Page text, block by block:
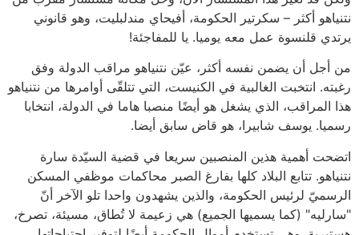
نتنياهو أكثر – سكرتير الحكومة، أفيحاي مندلبليت، وهو قانوني
يرتدي قلنسوة عمل معه يوميا. يا للمفاجئة!
من أجل أن يضمن نفسه أكثر، عيّن نتنياهو مراقب الدولة وفق
رغبته. انتخبت الغالبية في الكنيست، التي تتلقّى أوامرها من نتنياهو
هذا المراقب، الذي يشغل هو أيضًا منصبا هاما في الدولة، انتخابا
رسميا. يوسف شابيرا، هو قاض سابق أيضا.
اتضحت أهمية هذين المنصبين سريعا في قضية السيّدة سارة
نتنياهو. تتابع البلاد كلها بفارغ الصبر محاكمات موظفي المسكن
الرسميّ لرئيس الحكومة، والذين يشهدون واحدا تلو الآخر أنّ
"سارليه" (كما يسميها الجميع) هي زعيمة لا تُطاق، مسيئة، تصرخ،